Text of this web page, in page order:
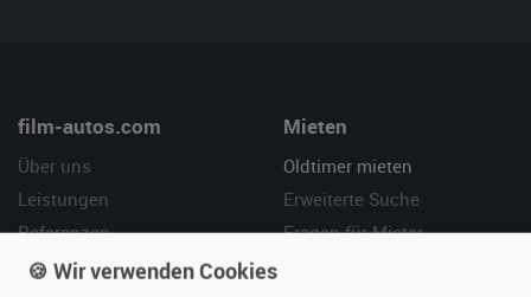
film-autos.com
Über uns
Leistungen
Referenzen
Kundenmeinungen
Mieten
Oldtimer mieten
Erweiterte Suche
Fragen für Mieter
🍪 Wir verwenden Cookies